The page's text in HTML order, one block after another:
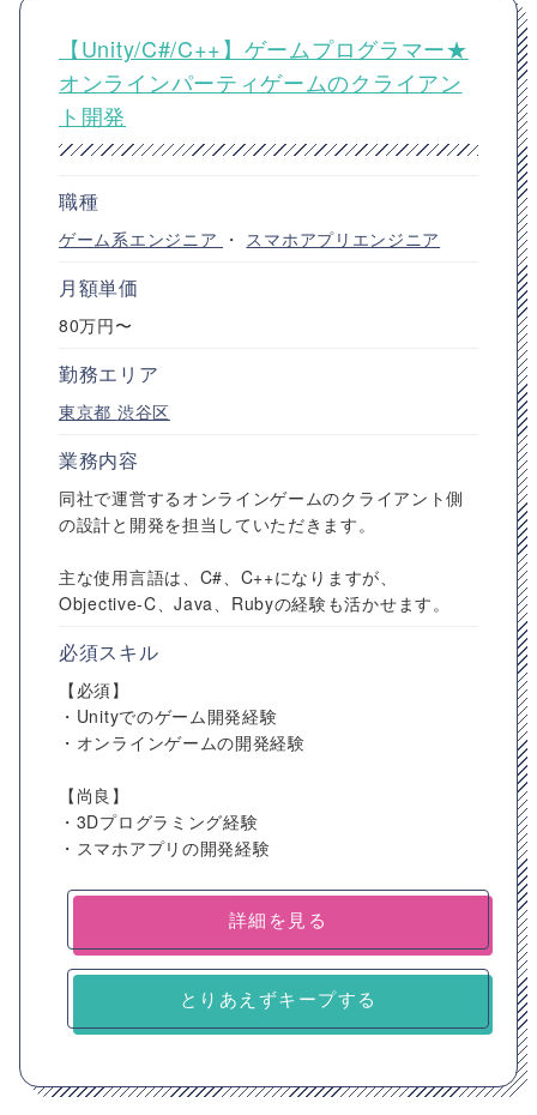
【Unity/C#/C++】ゲームプログラマー★
オンラインパーティゲームのクライアン
ト開発
職種
ゲーム系エンジニア ・ スマホアプリエンジニア
月額単価
80万円〜
勤務エリア
東京都 渋谷区
業務内容
同社で運営するオンラインゲームのクライアント側
の設計と開発を担当していただきます。
主な使用言語は、C#、C++になりますが、
Objective-C、Java、Rubyの経験も活かせます。
必須スキル
【必須】
・Unityでのゲーム開発経験
・オンラインゲームの開発経験
【尚良】
・3Dプログラミング経験
・スマホアプリの開発経験
詳細を見る
とりあえずキープする